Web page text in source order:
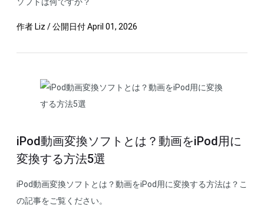
作者 Liz /公開日付April 01, 2026
iPod動画変換ソフトとは？動画をiPod用に
変換する方法5選
iPod動画変換ソフトとは？動画をiPod用に変換する方法は？こ
の記事をご覧ください。